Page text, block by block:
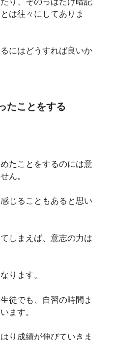
は往々にしてありま
にはどうすれば良いか
たことをする
たことをするのには意
ん。
じることもあると思い
しまえば、意志の力は
ります。
徒でも、自習の時間ま
ます。
り成績が伸びていきま